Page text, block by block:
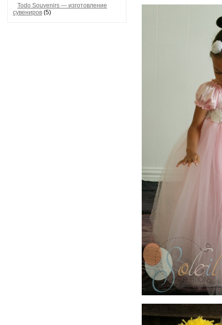
Todo Souvenirs — изготовление
сувениров (5)